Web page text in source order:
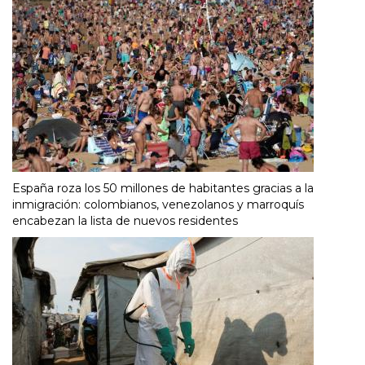
España roza los 50 millones de habitantes gracias a la
inmigración: colombianos, venezolanos y marroquís
encabezan la lista de nuevos residentes